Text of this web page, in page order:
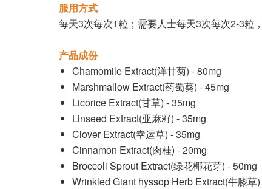
服用方式
每天3次每次1粒；需要人士每天3次每次2-3粒
产品成份
Chamomile Extract(洋甘菊) - 80mg
Marshmallow Extract(药蜀葵) - 45mg
Licorice Extract(甘草) - 35mg
Linseed Extract(亚麻籽) - 35mg
Clover Extract(幸运草) - 35mg
Cinnamon Extract(肉桂) - 20mg
Broccoli Sprout Extract(绿花椰花芽) - 50mg
Wrinkled Giant hyssop Herb Extract(牛膝草